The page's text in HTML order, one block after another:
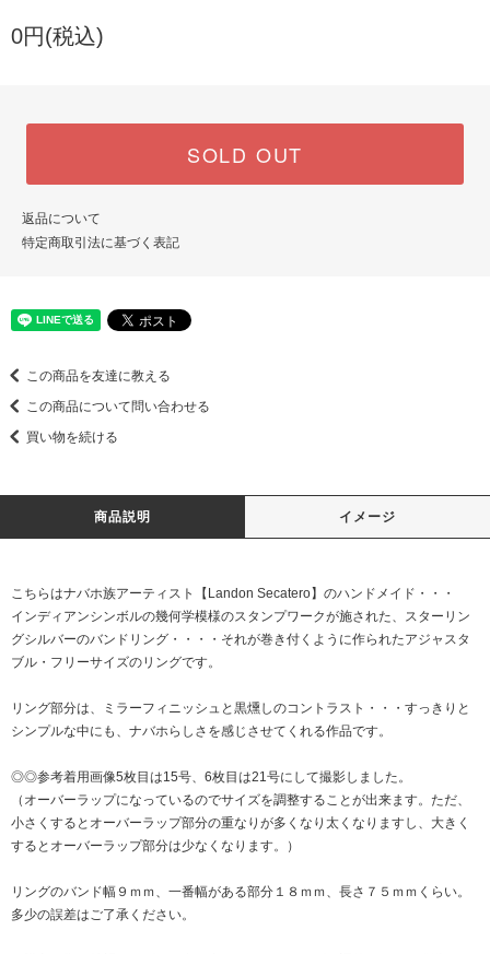
0円(税込)
SOLD OUT
返品について
特定商取引法に基づく表記
この商品を友達に教える
この商品について問い合わせる
買い物を続ける
商品説明 イメージ
こちらはナバホ族アーティスト【Landon Secatero】のハンドメイド・・・
インディアンシンボルの幾何学模様のスタンプワークが施された、スターリン
グシルバーのバンドリング・・・・それが巻き付くように作られたアジャスタ
ブル・フリーサイズのリングです。
リング部分は、ミラーフィニッシュと黒燻しのコントラスト・・・すっきりと
シンプルな中にも、ナバホらしさを感じさせてくれる作品です。
◎◎参考着用画像5枚目は15号、6枚目は21号にして撮影しました。
（オーバーラップになっているのでサイズを調整することが出来ます。ただ、
小さくするとオーバーラップ部分の重なりが多くなり太くなりますし、大きく
するとオーバーラップ部分は少なくなります。）
リングのバンド幅９ｍｍ、一番幅がある部分１８ｍｍ、長さ７５ｍｍくらい。
多少の誤差はご了承ください。